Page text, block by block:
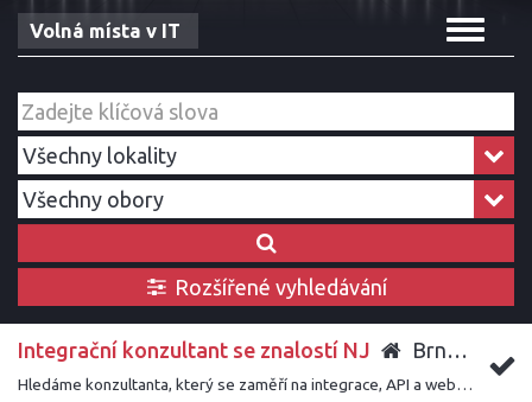
Toggle
Volná místa v IT
Rozšířené vyhledávání
Integrační konzultant se znalostí NJ Brno
Hledáme konzultanta, který se zaměří na integrace, API a webové služby a pomůže zákazníkům úspěšně napojit naše řešení do jejich systémového prostředí.